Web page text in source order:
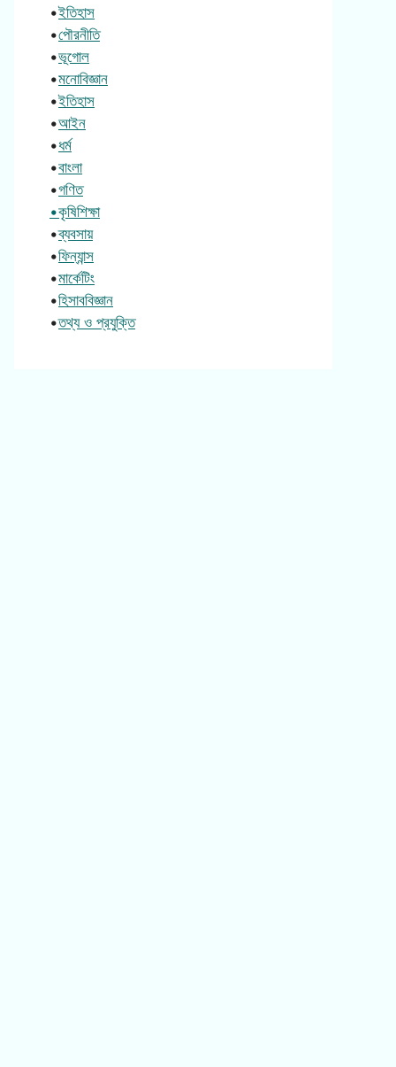
•ইতিহাস
•পৌরনীতি
•ভূগোল
•মনোবিজ্ঞান
•ইতিহাস
•আইন
•ধর্ম
•বাংলা
•গণিত
•কৃষিশিক্ষা
•ব্যবসায়
•ফিন্যান্স
•মার্কেটিং
•হিসাববিজ্ঞান
•তথ্য ও প্রযুক্তি